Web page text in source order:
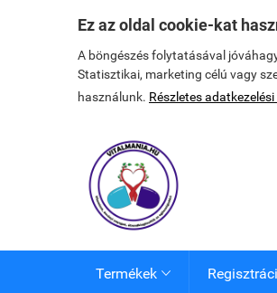
Ez az oldal cookie-kat
A böngészés folytatásával
Statisztikai, marketing célú vagy
használunk. Részletes
Termékek 